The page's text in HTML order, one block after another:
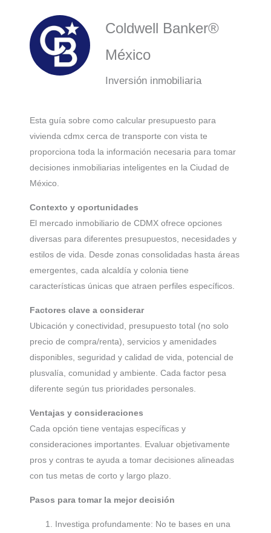
Coldwell Banker®
México
Inversión inmobiliaria
Esta guía sobre como calcular presupuesto para
vivienda cdmx cerca de transporte con vista te
proporciona toda la información necesaria para tomar
decisiones inmobiliarias inteligentes en la Ciudad de
México.
Contexto y oportunidades
El mercado inmobiliario de CDMX ofrece opciones
diversas para diferentes presupuestos, necesidades y
estilos de vida. Desde zonas consolidadas hasta áreas
emergentes, cada alcaldía y colonia tiene
características únicas que atraen perfiles específicos.
Factores clave a considerar
Ubicación y conectividad, presupuesto total (no solo
precio de compra/renta), servicios y amenidades
disponibles, seguridad y calidad de vida, potencial de
plusvalía, comunidad y ambiente. Cada factor pesa
diferente según tus prioridades personales.
Ventajas y consideraciones
Cada opción tiene ventajas específicas y
consideraciones importantes. Evaluar objetivamente
pros y contras te ayuda a tomar decisiones alineadas
con tus metas de corto y largo plazo.
Pasos para tomar la mejor decisión
Investiga profundamente: No te bases en una